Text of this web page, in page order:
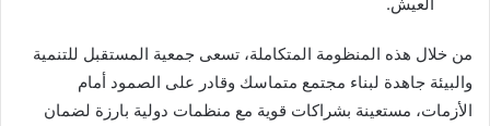
من خلال هذه المنظومة المتكاملة، تسعى جمعية المستقبل للتنمية
والبيئة جاهدة لبناء مجتمع متماسك وقادر على الصمود أمام
الأزمات، مستعينة بشراكات قوية مع منظمات دولية بارزة لضمان